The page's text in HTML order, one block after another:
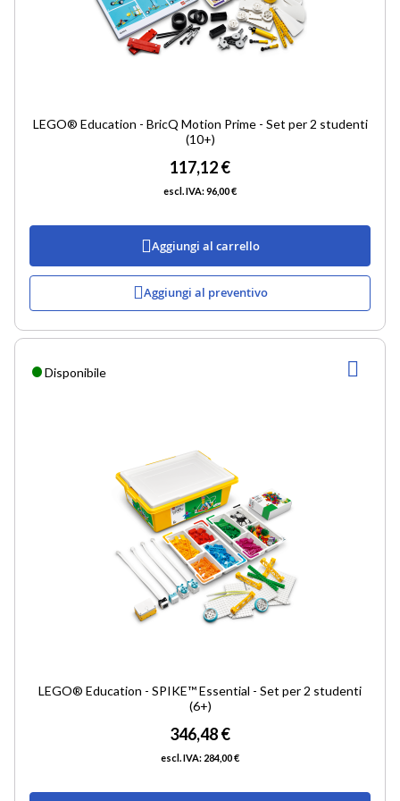
LEGO® Education - BricQ Motion Prime - Set per 2 studenti
(10+)
117,12 €
96,00 €
Aggiungi al carrello
Aggiungi al preventivo
Disponibile
LEGO® Education - SPIKE™ Essential - Set per 2 studenti
(6+)
346,48 €
284,00 €